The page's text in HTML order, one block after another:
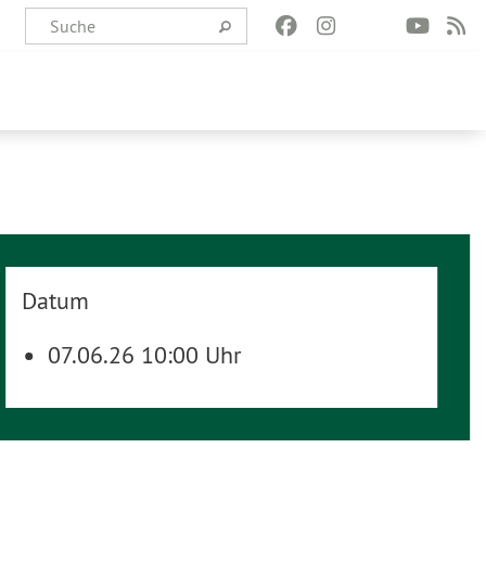
Datum
07.06.26 10:00 Uhr